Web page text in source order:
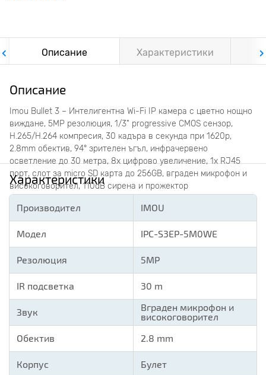
Описание Характеристики
Описание
Imou Bullet 3 – Интелигентна Wi-Fi IP камера с цветно нощно
виждане, 5MP резолюция, 1/3" progressive CMOS сензор,
H.265/H.264 компресия, 30 кадъра в секунда при 1620p,
2.8mm обектив, 94° зрителен ъгъл, инфрачервено
осветление до 30 метра, 8x цифрово увеличение, 1x RJ45
порт, слот за micro SD карта до 256GB, вграден микрофон и
високоговорител, 110dB сирена и прожектор
Характеристики
Производител IMOU
Модел IPC-S3EP-5M0WE
Резолюция 5MP
IR подсветка 30 m
Звук
Вграден микрофон и
високоговорител
Обектив
2.8 mm
Корпус Булет